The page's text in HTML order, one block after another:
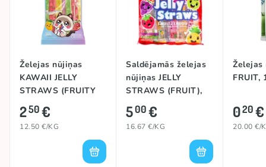
Želejas nūjiņas
KAWAII JELLY
STRAWS (FRUITY
ASSORTED), 200g
250€
12.50 €/KG
Saldējamās želejas
nūjiņas JELLY
STRAWS (FRUIT),
300g
500€
16.67 €/KG
Želejas
FRUIT,
020€
20.00 €/